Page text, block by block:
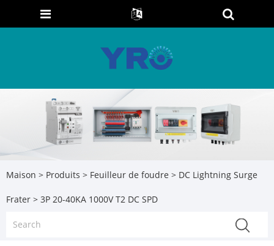
Maison > Produits > Feuilleur de foudre > DC Lightning Surge
Frater > 3P 20-40KA 1000V T2 DC SPD